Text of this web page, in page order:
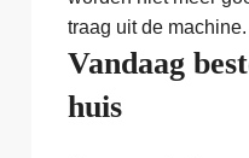
traag uit de machine.
Vandaag
huis